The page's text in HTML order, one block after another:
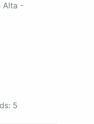
Alta -
5